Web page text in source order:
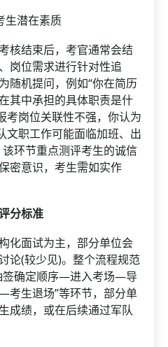
潜在素质
结束后，考官通常会结
岗位需求进行针对性追
随机提问，例如“你在简历
其中承担的具体职责是什
考岗位关联性不强，你认为
文职工作可能面临加班、出
环节重点测评考生的诚信
密意识，考生需如实作
分标准
面试为主，部分单位会
论(较少见)。整个流程规范
签确定顺序—进入考场—导
生退场”等环节，部分单
成绩，或在后续通过军队